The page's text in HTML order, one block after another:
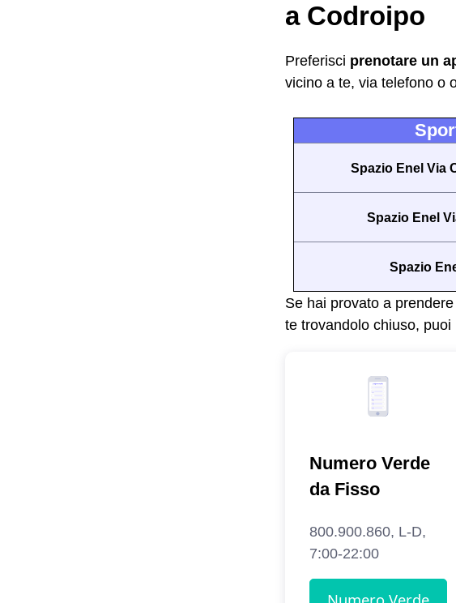
a Codroipo
Preferisci prenotare un
vicino a te, via telefono o
Spazio Enel Via
Spazio Enel
Spazio
Se hai provato a
te trovandolo chiuso,